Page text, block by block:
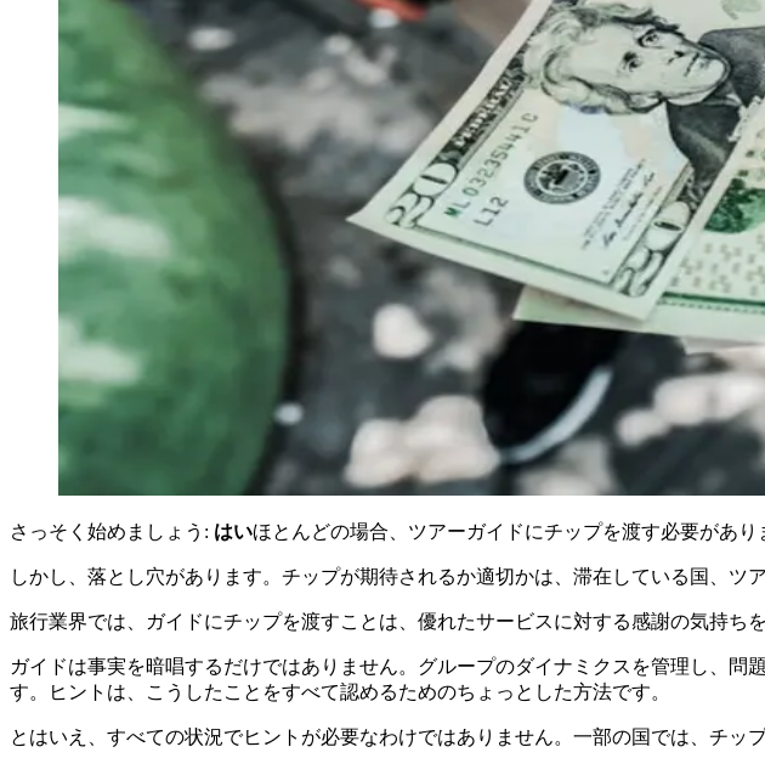
さっそく始めましょう: はいほとんどの場合、ツアーガイドにチップを渡す必要があり
しかし、落とし穴があります。チップが期待されるか適切かは、滞在している国、
旅行業界では、ガイドにチップを渡すことは、優れたサービスに対する感謝の気持ち
ガイドは事実を暗唱するだけではありません。グループのダイナミクスを管理し、
す。ヒントは、こうしたことをすべて認めるためのちょっとした方法です。
とはいえ、すべての状況でヒントが必要なわけではありません。一部の国では、チッ